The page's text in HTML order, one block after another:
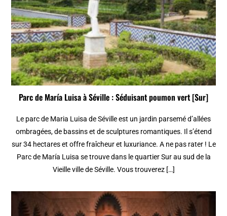
Parc de María Luisa à Séville : Séduisant poumon vert [Sur]
Le parc de Maria Luisa de Séville est un jardin parsemé d’allées
ombragées, de bassins et de sculptures romantiques. Il s’étend
sur 34 hectares et offre fraîcheur et luxuriance. A ne pas rater ! Le
Parc de María Luisa se trouve dans le quartier Sur au sud de la
Vieille ville de Séville. Vous trouverez […]